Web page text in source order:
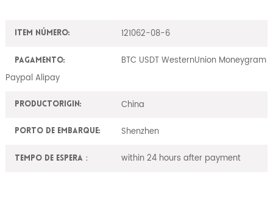
Item número: 121062-08-6
Pagamento:
BTC USDT WesternUnion Moneygram
Paypal Alipay
ProductOrigin: China
Porto de embarque: Shenzhen
Tempo de espera： within 24 hours after payment